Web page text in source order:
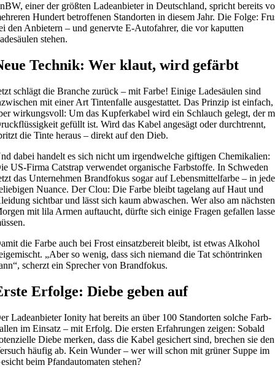
einer der größten Ladeanbieter in Deutschland, spricht bereits
Hundert betroffenen Standorten in diesem Jahr. Die Folge:
den Anbietern – und genervte E-Autofahrer, die vor kaputten
stehen.
Technik: Wer klaut, wird gefärbt
schlägt die Branche zurück – mit Farbe! Einige Ladesäulen sind
mit einer Art Tintenfalle ausgestattet. Das Prinzip ist einfach,
wirkungsvoll: Um das Kupferkabel wird ein Schlauch gelegt, der
gefüllt ist. Wird das Kabel angesägt oder durchtrennt,
die Tinte heraus – direkt auf den Dieb.
dabei handelt es sich nicht um irgendwelche giftigen Chemikalien:
US-Firma Catstrap verwendet organische Farbstoffe. In Schweden
das Unternehmen Brandfokus sogar auf Lebensmittelfarbe – in
Nuance. Der Clou: Die Farbe bleibt tagelang auf Haut und
sichtbar und lässt sich kaum abwaschen. Wer also am nächsten
mit lila Armen auftaucht, dürfte sich einige Fragen gefallen
die Farbe auch bei Frost einsatzbereit bleibt, ist etwas Alkohol
„Aber so wenig, dass sich niemand die Tat schöntrinken
scherzt ein Sprecher von Brandfokus.
Erfolge: Diebe geben auf
Ladeanbieter Ionity hat bereits an über 100 Standorten solche Farb-
im Einsatz – mit Erfolg. Die ersten Erfahrungen zeigen: Sobald
Diebe merken, dass die Kabel gesichert sind, brechen sie den
häufig ab. Kein Wunder – wer will schon mit grüner Suppe im
beim Pfandautomaten stehen?